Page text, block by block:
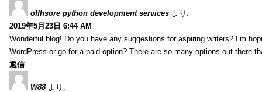
offhsore python development services より:
2019年5月23日 6:44 AM
Wonderful blog! Do you have any suggestions for aspiring writers? I’m
WordPress or go for a paid option? There are so many options out there
返信
W88 より: